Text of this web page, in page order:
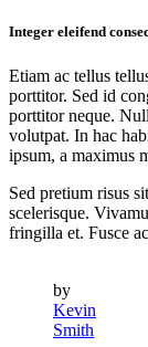
Integer eleifend
Etiam ac tellus
porttitor. Sed id
porttitor neque.
volutpat. In hac
ipsum, a maximus
Sed pretium risus
scelerisque.
fringilla et. Fusce
by
Kevin
Smith